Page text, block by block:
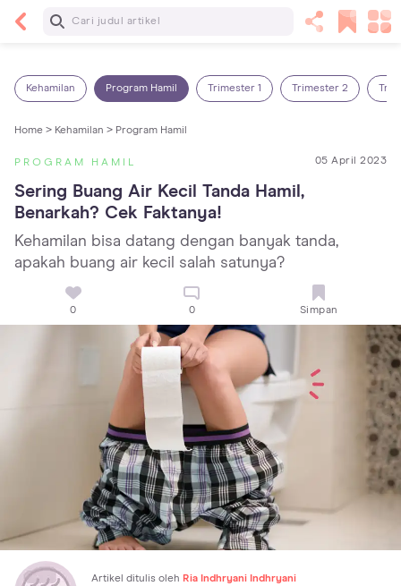
Baca Selanjutnya
Kehamilan Program Hamil Trimester 1 Trimester 2
Home > Kehamilan > Program Hamil
PROGRAM HAMIL 05 April 2023
Sering Buang Air Kecil Tanda Hamil,
Benarkah? Cek Faktanya!
Kehamilan bisa datang dengan banyak tanda,
apakah buang air kecil salah satunya?
0 0 Simpan
Artikel ditulis oleh Ria Indhryani Indhryani